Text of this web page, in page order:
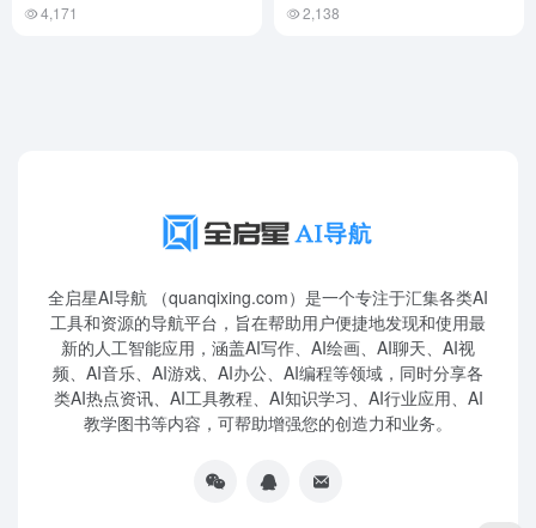
4,171 2,138
全启星AI导航 （quanqixing.com）是一个专注于汇集各类AI
工具和资源的导航平台，旨在帮助用户便捷地发现和使用最
新的人工智能应用，涵盖AI写作、AI绘画、AI聊天、AI视
频、AI音乐、AI游戏、AI办公、AI编程等领域，同时分享各
类AI热点资讯、AI工具教程、AI知识学习、AI行业应用、AI
教学图书等内容，可帮助增强您的创造力和业务。